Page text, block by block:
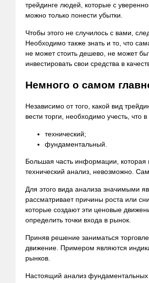
трейдинге людей, которые с
можно только понести убытки.
Чтобы этого не случилось с вами,
Необходимо также знать и то, что
не может стоить дешево, не может
инвестировать свои средства в
Немного о самом
Независимо от того, какой вид
вести торги, необходимо учесть, что
технический;
фундаментальный.
Большая часть информации, которая
технический анализ, невозможно.
Для этого вида анализа значимыми
рассматривает причины роста или
которые создают эти ценовые
определить точки входа в рынок.
Приняв решение заниматься
движение. Примером являются
рынков.
Настоящий анализ